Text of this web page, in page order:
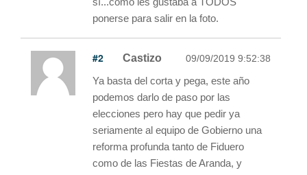
ponerse para salir en la foto.
#2 Castizo 09/09/2019 9:52:38
Ya basta del corta y pega, este año
podemos darlo de paso por las
elecciones pero hay que pedir ya
seriamente al equipo de Gobierno una
reforma profunda tanto de Fiduero
como de las Fiestas de Aranda, y